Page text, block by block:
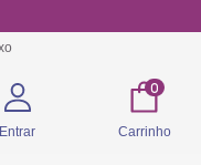
Entrar
0
Carrinho